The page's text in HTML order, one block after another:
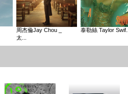
周杰倫Jay Chou _
太...
泰勒絲 Taylor Swif...